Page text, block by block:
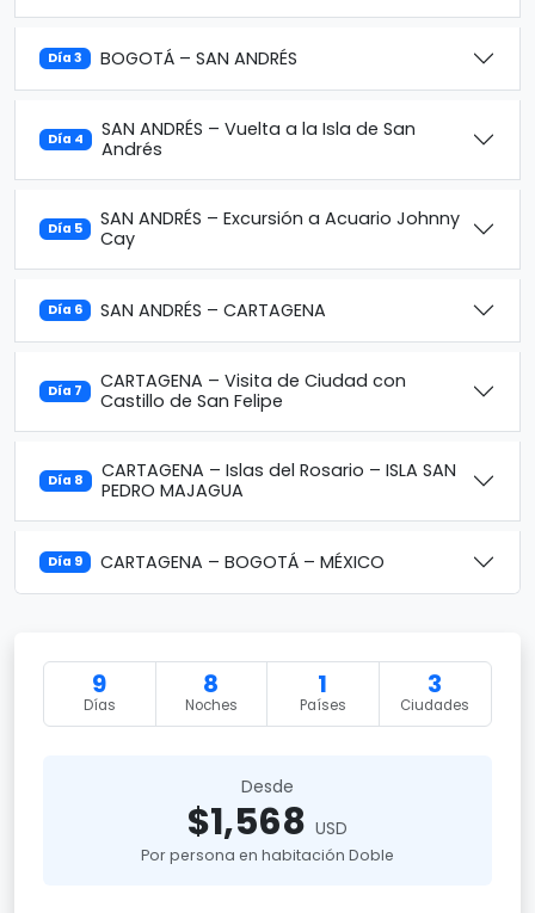
Día 3 BOGOTÁ – SAN ANDRÉS
Día 4
SAN ANDRÉS – Vuelta a la Isla de San
Andrés
Día 5
SAN ANDRÉS – Excursión a Acuario Johnny
Cay
Día 6 SAN ANDRÉS – CARTAGENA
Día 7
CARTAGENA – Visita de Ciudad con
Castillo de San Felipe
Día 8
CARTAGENA – Islas del Rosario – ISLA SAN
PEDRO MAJAGUA
Día 9 CARTAGENA – BOGOTÁ – MÉXICO
9
Días
8
Noches
1
Países
3
Ciudades
Desde
$1,568 USD
Por persona en habitación Doble